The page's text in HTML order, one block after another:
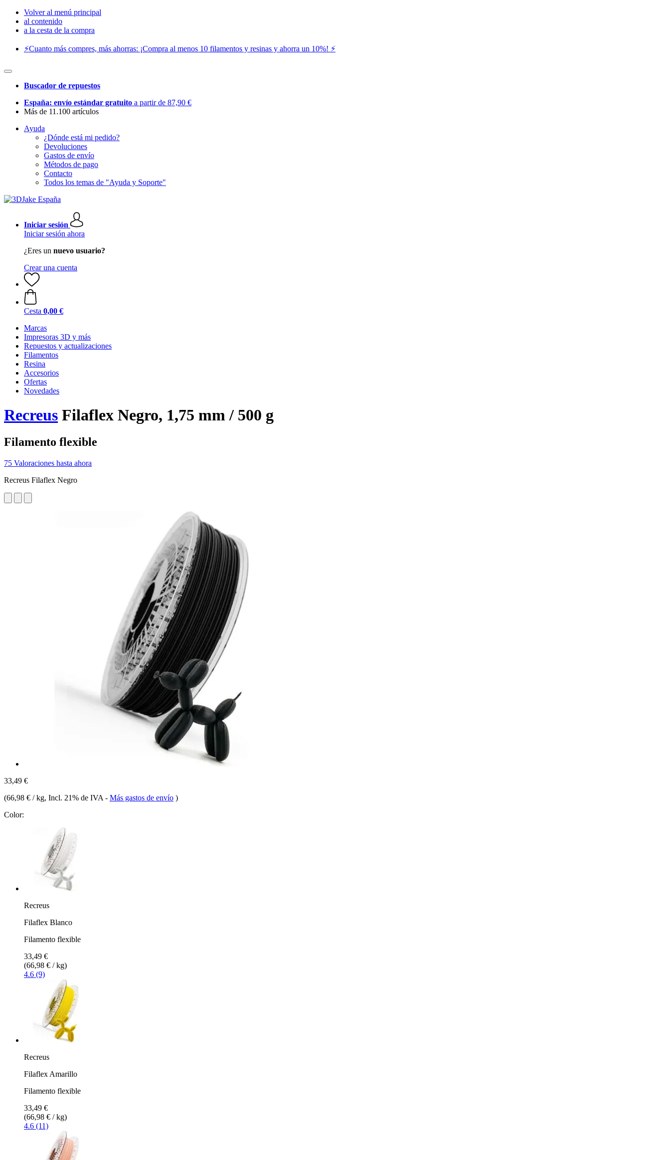
Volver al menú principal
al contenido
a la cesta de la compra
⚡️Cuanto más compres, más ahorras: ¡Compra al menos 10 filamentos y resinas y ahorra un 10%! ⚡️
Buscador de repuestos
España: envío estándar gratuito a partir de 87,90 €
Más de 11.100 artículos
Ayuda
¿Dónde está mi pedido?
Devoluciones
Gastos de envío
Métodos de pago
Contacto
Todos los temas de "Ayuda y Soporte"
Iniciar sesión
Iniciar sesión ahora
¿Eres un nuevo usuario?
Crear una cuenta
Cesta 0,00 €
Marcas
Impresoras 3D y más
Repuestos y actualizaciones
Filamentos
Resina
Accesorios
Ofertas
Novedades
Recreus Filaflex Negro, 1,75 mm / 500 g
Filamento flexible
75 Valoraciones hasta ahora
Recreus Filaflex Negro
33,49 €
(66,98 € / kg, Incl. 21% de IVA - Más gastos de envío )
Color:
Recreus
Filaflex Blanco
Filamento flexible
33,49 €
(66,98 € / kg)
4.6 (9)
Recreus
Filaflex Amarillo
Filamento flexible
33,49 €
(66,98 € / kg)
4.6 (11)